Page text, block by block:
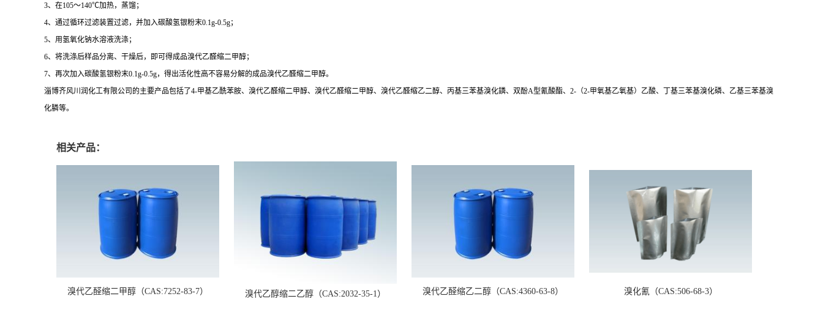
3、在105～140℃加热，蒸馏；
4、通过循环过滤装置过滤，并加入碳酸氢银粉末0.1g-0.5g；
5、用氢氧化钠水溶液洗涤；
6、将洗涤后样品分离、干燥后，即可得成品溴代乙醛缩二甲醇；
7、再次加入碳酸氢银粉末0.1g-0.5g，得出活化性高不容易分解的成品溴代乙醛缩二甲醇。
淄博齐风川润化工有限公司的主要产品包括了4-甲基乙酰苯胺、溴代乙醛缩二甲醇、溴代乙醛缩二甲醇、溴代乙醛缩乙二醇、丙基三苯基溴化鏻、双酚A型氰酸酯、2-（2-甲氧基乙氧基）乙酸、丁基三苯基溴化磷、乙基三苯基溴
化膦等。
相关产品：
溴代乙醛缩二甲醇（CAS:7252-83-7） 溴代乙醇缩二乙醇（CAS:2032-35-1） 溴代乙醛缩乙二醇（CAS:4360-63-8） 溴化氰（CAS:506-68-3）